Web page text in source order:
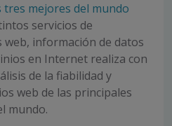
tres mejores del mundo
servicios de
información de datos
en Internet realiza con
de la fiabilidad y
web de las principales
mundo.